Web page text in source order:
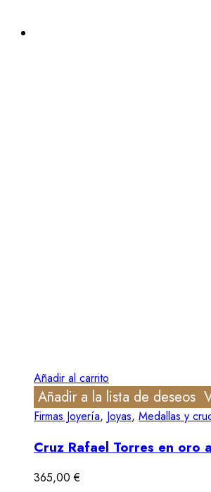
Añadir al carrito
Añadir a la lista de deseos
Firmas Joyería, Joyas, Medallas y
Cruz Rafael Torres en oro
365,00€